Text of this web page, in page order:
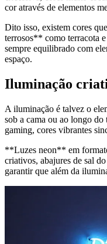
cor através de elementos
Dito isso, existem cores
terrosos** como terracota
sempre equilibrado com
espaço.
Iluminação
A iluminação é talvez o
sob a cama ou ao longo
gaming, cores vibrantes
**Luzes neon** em
criativos, abajures de sal
garantir que além da